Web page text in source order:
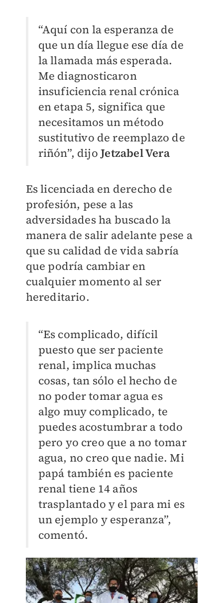
“Aquí con la esperanza de
que un día llegue ese día de
la llamada más esperada.
Me diagnosticaron
insuficiencia renal crónica
en etapa 5, significa que
necesitamos un método
sustitutivo de reemplazo de
riñón”, dijoJetzabel Vera
Es licenciada en derecho de
profesión, pese a las
adversidades ha buscado la
manera de salir adelante pese a
que su calidad de vida sabría
que podría cambiar en
cualquier momento al ser
hereditario.
“Es complicado, difícil
puesto que ser paciente
renal, implica muchas
cosas, tan sólo el hecho de
no poder tomar agua es
algo muy complicado, te
puedes acostumbrar a todo
pero yo creo que a no tomar
agua, no creo que nadie. Mi
papá también es paciente
renal tiene 14 años
trasplantado y el para mi es
un ejemplo y esperanza”,
comentó.